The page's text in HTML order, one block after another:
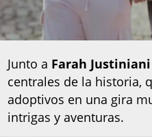
Junto a Farah
centrales de la historia,
adoptivos en una gira
intrigas y aventuras.